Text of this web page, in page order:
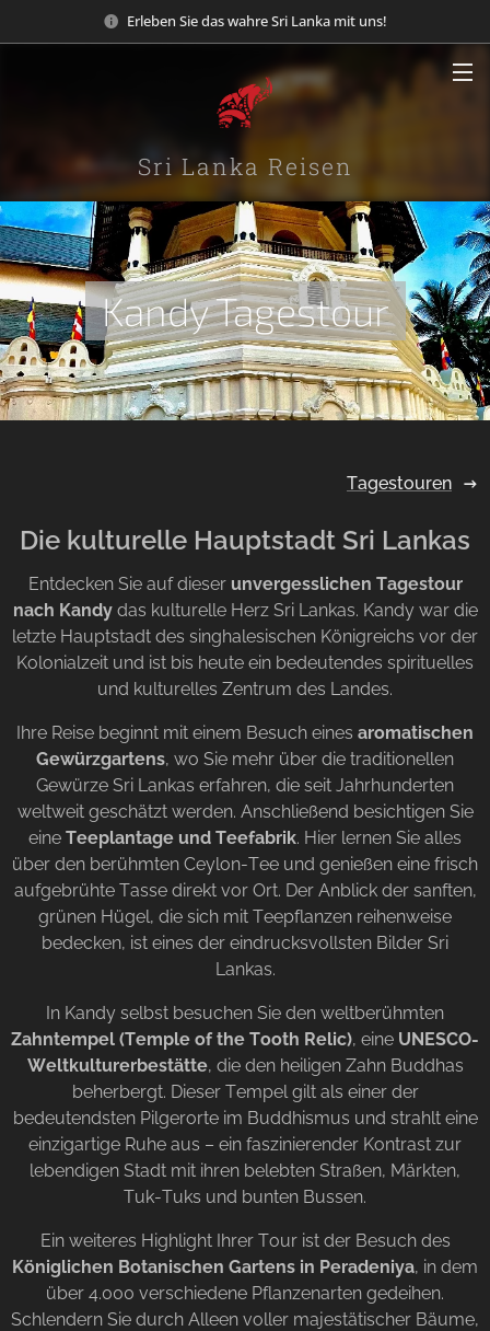
Erleben Sie das wahre Sri Lanka mit uns!
Sri Lanka Reisen
Kandy Tagestour
Tagestouren
Die kulturelle Hauptstadt Sri Lankas
Entdecken Sie auf dieser unvergesslichen Tagestour
nach Kandydas kulturelle Herz Sri Lankas. Kandy war die
letzte Hauptstadt des singhalesischen Königreichs vor der
Kolonialzeit und ist bis heute ein bedeutendes spirituelles
und kulturelles Zentrum des Landes.
Ihre Reise beginnt mit einem Besuch eines aromatischen
Gewürzgartens, wo Sie mehr über die traditionellen
Gewürze Sri Lankas erfahren, die seit Jahrhunderten
weltweit geschätzt werden. Anschließend besichtigen Sie
eine Teeplantage und Teefabrik. Hier lernen Sie alles
über den berühmten Ceylon-Tee und genießen eine frisch
aufgebrühte Tasse direkt vor Ort. Der Anblick der sanften,
grünen Hügel, die sich mit Teepflanzen reihenweise
bedecken, ist eines der eindrucksvollsten Bilder Sri
Lankas.
In Kandy selbst besuchen Sie den weltberühmten
Zahntempel (Temple of the Tooth Relic), eine UNESCO-
Weltkulturerbestätte, die den heiligen Zahn Buddhas
beherbergt. Dieser Tempel gilt als einer der
bedeutendsten Pilgerorte im Buddhismus und strahlt eine
einzigartige Ruhe aus – ein faszinierender Kontrast zur
lebendigen Stadt mit ihren belebten Straßen, Märkten,
Tuk-Tuks und bunten Bussen.
Ein weiteres Highlight Ihrer Tour ist der Besuch des
Königlichen Botanischen Gartens in Peradeniya, in dem
über 4.000 verschiedene Pflanzenarten gedeihen.
Schlendern Sie durch Alleen voller majestätischer Bäume,